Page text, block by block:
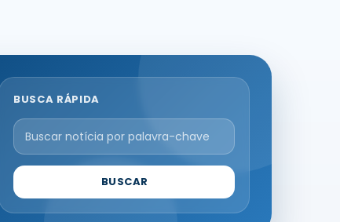
BUSCA RÁPIDA
BUSCAR